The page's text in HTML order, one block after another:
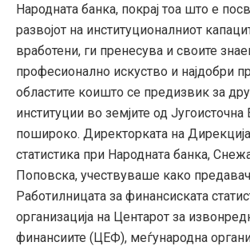
Народната банка, покрај тоа што е
развојот на институционалниот
вработени, ги пренесува и своите
професионално искуство и најдобри
областите коишто се предизвик за
институции во земјите од Југоисточна
пошироко. Директорката на
статистика при Народната банка,
Поповска, учествуваше како
Работилницата за финансиската
организација на Центарот за
финансиите (ЦЕФ), меѓународна